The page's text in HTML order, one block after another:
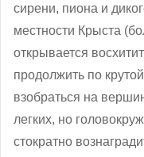
сирени, пиона и
местности Крыста
открывается
продолжить по
взобраться на
легких, но
стократно